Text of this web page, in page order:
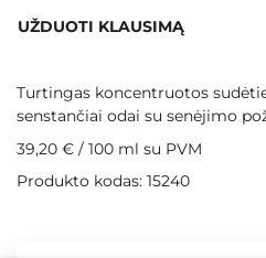
UŽDUOTI KLAUSIMĄ
Turtingas koncentruotos
senstančiai odai su senėjimo
39,20 € / 100 ml su PVM
Produkto kodas: 15240